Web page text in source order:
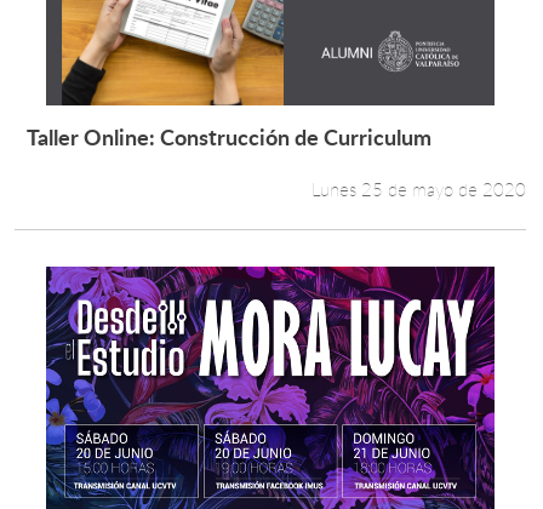
Leer más +
Taller Online: Construcción de Curriculum
Lunes 25 de mayo de 2020